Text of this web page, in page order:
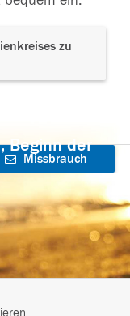
zu
Beginn der
Missbrauch